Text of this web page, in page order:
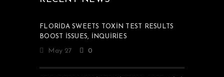
FLORIDA SWEETS TOXIN TEST RESULTS
BOOST ISSUES, INQUIRIES
May 27 0